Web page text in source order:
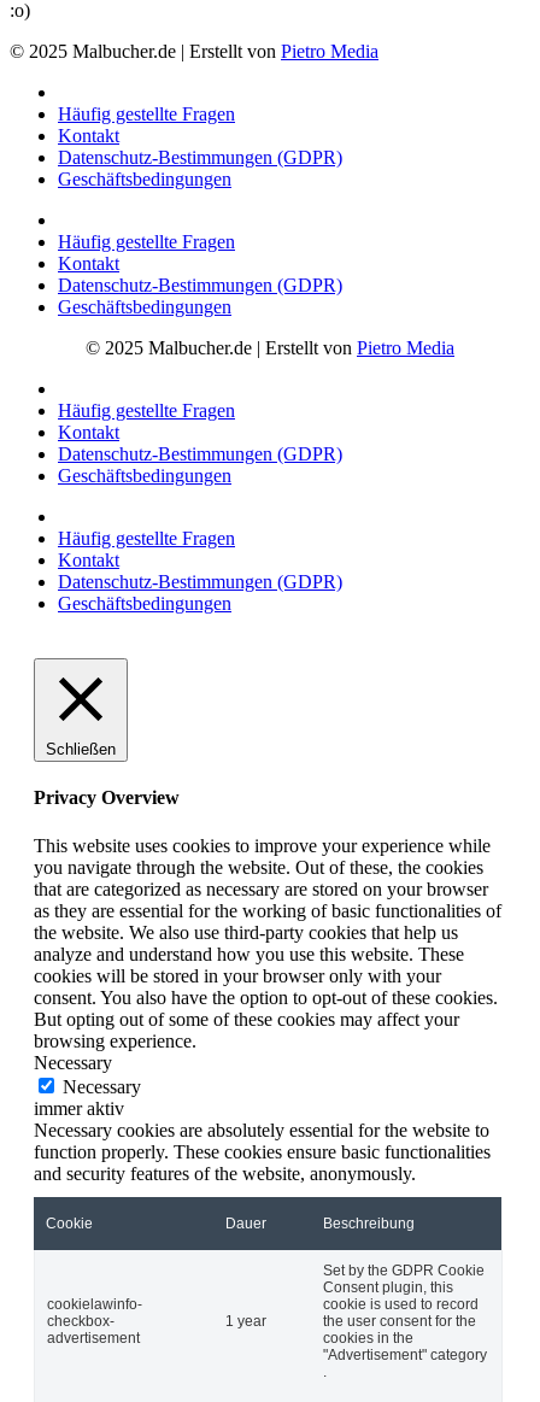
:o)
© 2025 Malbucher.de | Erstellt von Pietro Media
Häufig gestellte Fragen
Kontakt
Datenschutz-Bestimmungen (GDPR)
Geschäftsbedingungen
Häufig gestellte Fragen
Kontakt
Datenschutz-Bestimmungen (GDPR)
Geschäftsbedingungen
© 2025 Malbucher.de | Erstellt von Pietro Media
Häufig gestellte Fragen
Kontakt
Datenschutz-Bestimmungen (GDPR)
Geschäftsbedingungen
Häufig gestellte Fragen
Kontakt
Datenschutz-Bestimmungen (GDPR)
Geschäftsbedingungen
Schließen
Privacy Overview
This website uses cookies to improve your experience while
you navigate through the website. Out of these, the cookies
that are categorized as necessary are stored on your browser
as they are essential for the working of basic functionalities of
the website. We also use third-party cookies that help us
analyze and understand how you use this website. These
cookies will be stored in your browser only with your
consent. You also have the option to opt-out of these cookies.
But opting out of some of these cookies may affect your
browsing experience.
Necessary
Necessary
immer aktiv
Necessary cookies are absolutely essential for the website to
function properly. These cookies ensure basic functionalities
and security features of the website, anonymously.
Cookie Dauer Beschreibung
cookielawinfo-
checkbox-
advertisement
1 year
Set by the GDPR Cookie
Consent plugin, this
cookie is used to record
the user consent for the
cookies in the
"Advertisement" category